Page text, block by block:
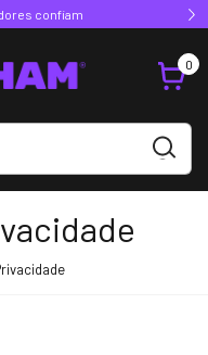
a Arkham no Instagram
0